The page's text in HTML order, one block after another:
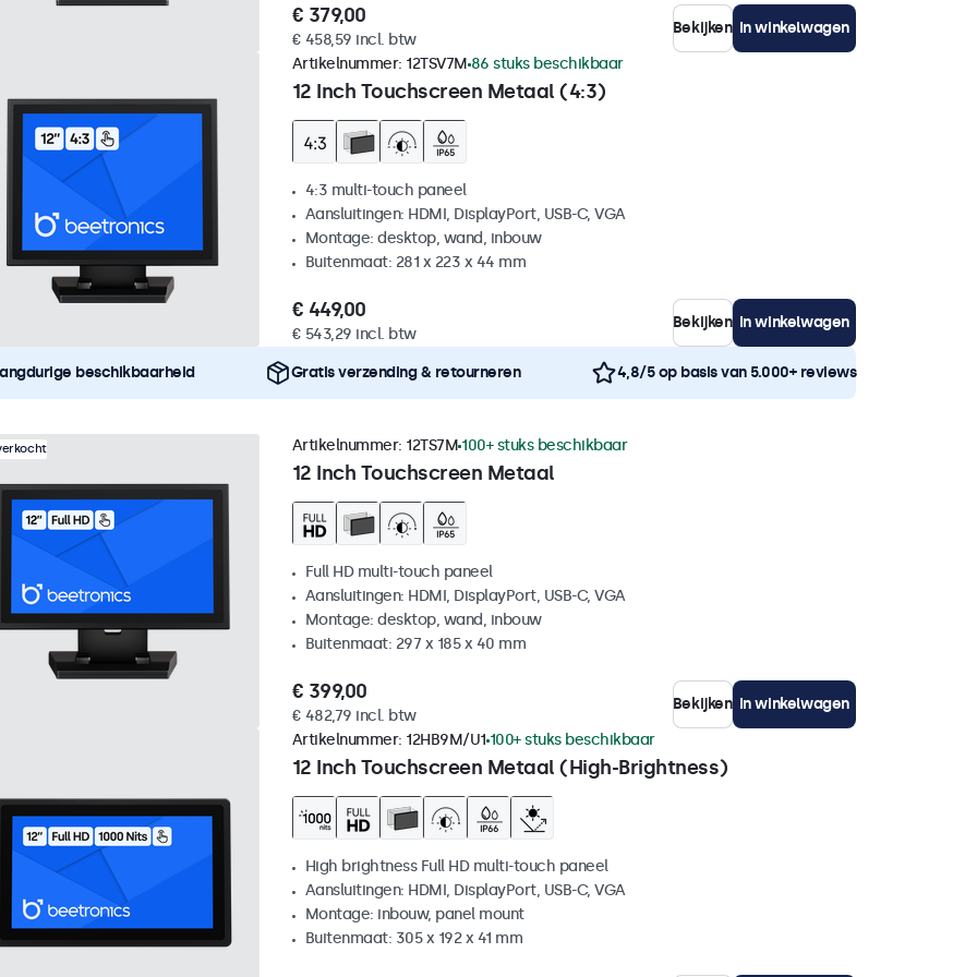
€ 379,00
€ 458,59 incl. btw
Bekijken In winkelwagen
12 Inch Touchscreen Metaal (4:3)
Artikelnummer: 12TSV7M 86 stuks beschikbaar
4:3 multi-touch paneel
Aansluitingen: HDMI, DisplayPort, USB-C, VGA
Montage: desktop, wand, inbouw
Buitenmaat: 281 x 223 x 44 mm
€ 449,00
€ 543,29 incl. btw
Bekijken In winkelwagen
beschikbaarheid Gratis verzending & retourneren 4,8/5 op basis van 5.000+ reviews
12 Inch Touchscreen Metaal
Artikelnummer: 12TS7M 100+ stuks beschikbaar
Full HD multi-touch paneel
Aansluitingen: HDMI, DisplayPort, USB-C, VGA
Montage: desktop, wand, inbouw
Buitenmaat: 297 x 185 x 40 mm
€ 399,00
€ 482,79 incl. btw
Bekijken In winkelwagen
12 Inch Touchscreen Metaal (High-Brightness)
Artikelnummer: 12HB9M/U1 100+ stuks beschikbaar
High brightness Full HD multi-touch paneel
Aansluitingen: HDMI, DisplayPort, USB-C, VGA
Montage: inbouw, panel mount
Buitenmaat: 305 x 192 x 41 mm